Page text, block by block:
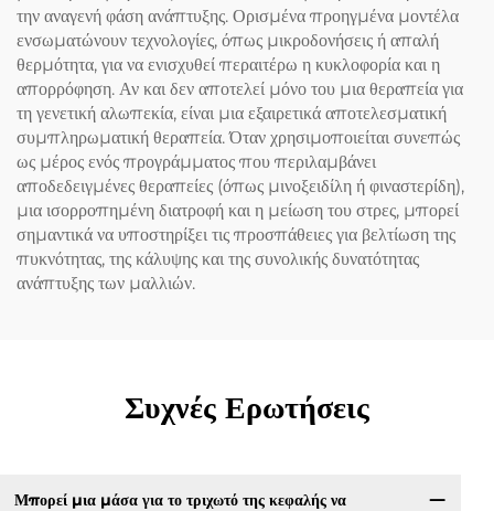
την αναγενή φάση ανάπτυξης. Ορισμένα προηγμένα μοντέλα
ενσωματώνουν τεχνολογίες, όπως μικροδονήσεις ή απαλή
θερμότητα, για να ενισχυθεί περαιτέρω η κυκλοφορία και η
απορρόφηση. Αν και δεν αποτελεί μόνο του μια θεραπεία για
τη γενετική αλωπεκία, είναι μια εξαιρετικά αποτελεσματική
συμπληρωματική θεραπεία. Όταν χρησιμοποιείται συνεπώς
ως μέρος ενός προγράμματος που περιλαμβάνει
αποδεδειγμένες θεραπείες (όπως μινοξειδίλη ή φιναστερίδη),
μια ισορροπημένη διατροφή και η μείωση του στρες, μπορεί
σημαντικά να υποστηρίξει τις προσπάθειες για βελτίωση της
πυκνότητας, της κάλυψης και της συνολικής δυνατότητας
ανάπτυξης των μαλλιών.
Συχνές Ερωτήσεις
Μπορεί μια μάσα για το τριχωτό της κεφαλής να